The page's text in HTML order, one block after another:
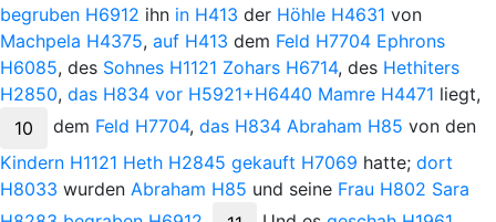
begruben H6912 ihn in H413 der Höhle H4631 von
Machpela H4375, auf H413 dem Feld H7704 Ephrons
H6085, des Sohnes H1121 Zohars H6714, des Hethiters
H2850, das H834 vor H5921+H6440 Mamre H4471 liegt,
10
dem Feld H7704, das H834 Abraham H85 von den
Kindern H1121 Heth H2845 gekauft H7069 hatte; dort
H8033 wurden Abraham H85 und seine Frau H802 Sara